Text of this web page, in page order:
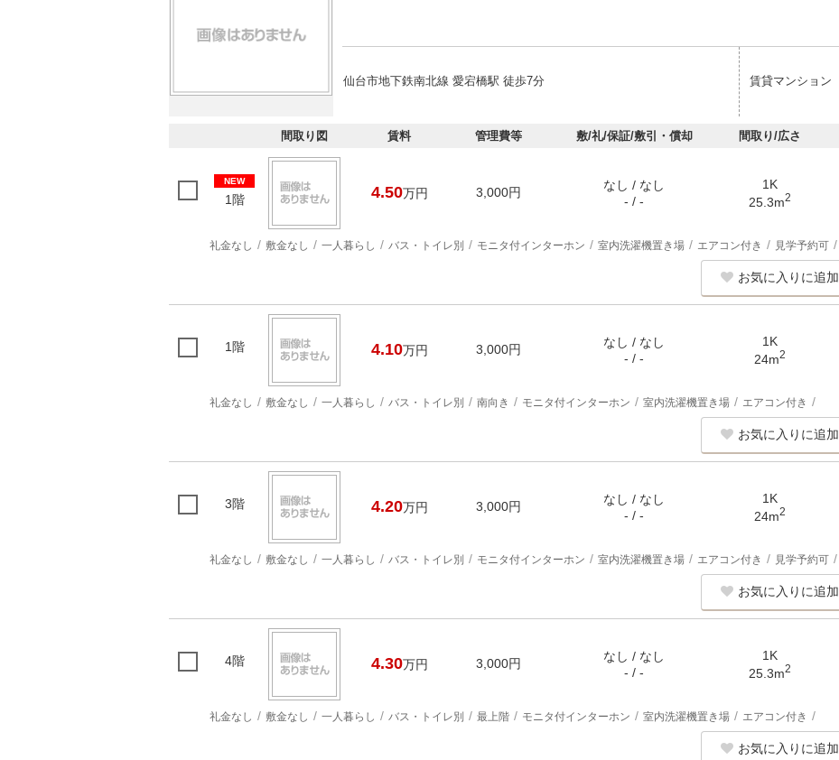
仙台市地下鉄南北線 愛宕橋駅 徒歩7分 賃貸マンション
間取り図 賃料 管理費等 敷/礼/保証/敷引・償却 間取り/広さ
NEW
1階 4.50万円 3,000円
なし / なし
- / -
1K
25.3m2
礼金なし 敷金なし 一人暮らし バス・トイレ別 モニタ付インターホン 室内洗濯機置き場 エアコン付き 見学予約可
お気に入りに追加
1階 4.10万円 3,000円
なし / なし
- / -
1K
24m2
礼金なし 敷金なし 一人暮らし バス・トイレ別 南向き モニタ付インターホン 室内洗濯機置き場 エアコン付き
お気に入りに追加
3階 4.20万円 3,000円
なし / なし
- / -
1K
24m2
礼金なし 敷金なし 一人暮らし バス・トイレ別 モニタ付インターホン 室内洗濯機置き場 エアコン付き 見学予約可
お気に入りに追加
4階 4.30万円 3,000円
なし / なし
- / -
1K
25.3m2
礼金なし 敷金なし 一人暮らし バス・トイレ別 最上階 モニタ付インターホン 室内洗濯機置き場 エアコン付き
お気に入りに追加